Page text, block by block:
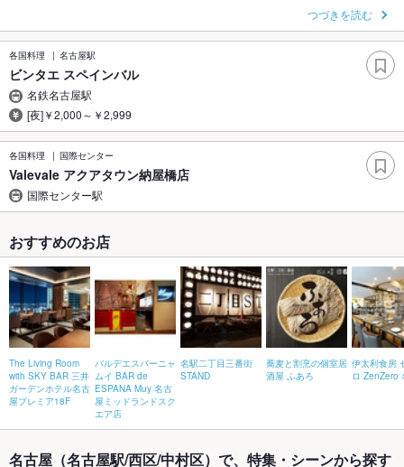
つづきを読む
各国料理 名古屋駅
ビンタエ スペインバル
名鉄名古屋駅
[夜]￥2,000～￥2,999
各国料理 国際センター
Valevale アクアタウン納屋橋店
国際センター駅
おすすめのお店
The Living Room
with SKY BAR 三井
ガーデンホテル名古
屋プレミア18F
バルデエスパーニャ
ムイ BAR de
ESPANA Muy 名古
屋ミッドランドスク
エア店
名駅二丁目三番街
STAND
蕎麦と割烹の個室居
酒屋 ふあろ
伊太利食房
ロ ZenZero
名古屋（名古屋駅/西区/中村区）で、特集・シーンから探す